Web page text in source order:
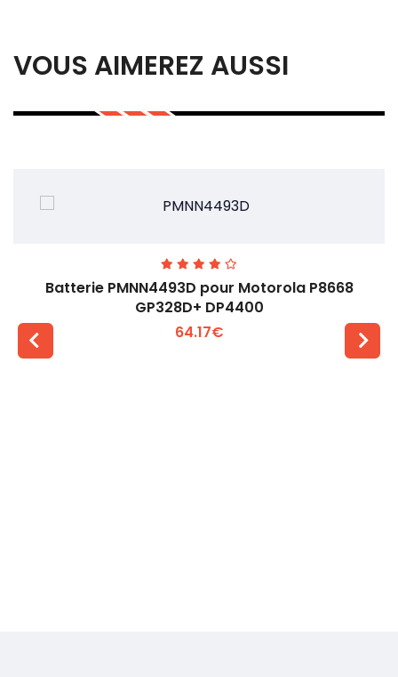
VOUS AIMEREZ AUSSI
Batterie PMNN4493D pour Motorola P8668
GP328D+ DP4400
64.17€